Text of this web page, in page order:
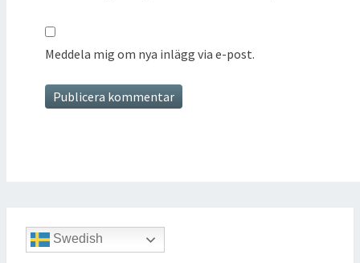
Meddela mig om nya inlägg via e-post.
Swedish